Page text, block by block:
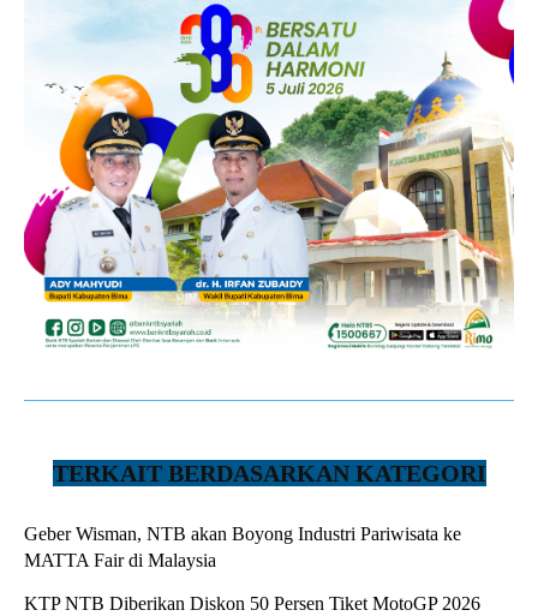
TERKAIT BERDASARKAN KATEGORI
Geber Wisman, NTB akan Boyong Industri Pariwisata ke
MATTA Fair di Malaysia
KTP NTB Diberikan Diskon 50 Persen Tiket MotoGP 2026